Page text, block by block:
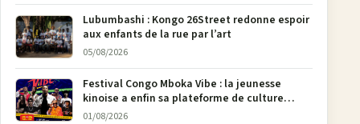
Lubumbashi : Kongo 26Street redonne espoir
aux enfants de la rue par l’art
05/08/2026
Festival Congo Mboka Vibe : la jeunesse
kinoise a enfin sa plateforme de culture
urbaine
01/08/2026